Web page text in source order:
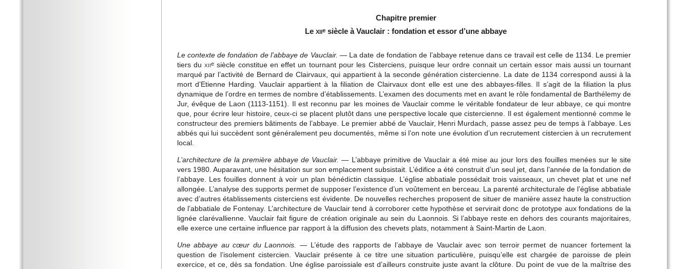
Chapitre premier
Lexiie siècle à Vauclair : fondation et essor d’une abbaye
Le contexte de fondation de l’abbaye de Vauclair. — La date de fondation de l’abbaye retenue dans ce travail est celle de 1134. Le premier
tiers duxiie siècle constitue en effet un tournant pour les Cisterciens, puisque leur ordre connait un certain essor mais aussi un tournant
marqué par l’activité de Bernard de Clairvaux, qui appartient à la seconde génération cistercienne. La date de 1134 correspond aussi à la
mort d’Etienne Harding. Vauclair appartient à la filiation de Clairvaux dont elle est une des abbayes-filles. Il s’agit de la filiation la plus
dynamique de l’ordre en termes de nombre d’établissements. L’examen des documents met en avant le rôle fondamental de Barthélemy de
Jur, évêque de Laon (1113-1151). Il est reconnu par les moines de Vauclair comme le véritable fondateur de leur abbaye, ce qui montre
que, pour écrire leur histoire, ceux-ci se placent plutôt dans une perspective locale que cistercienne. Il est également mentionné comme le
constructeur des premiers bâtiments de l’abbaye. Le premier abbé de Vauclair, Henri Murdach, passe assez peu de temps à l’abbaye. Les
abbés qui lui succèdent sont généralement peu documentés, même si l’on note une évolution d’un recrutement cistercien à un recrutement
local.
L’architecture de la première abbaye de Vauclair. — L’abbaye primitive de Vauclair a été mise au jour lors des fouilles menées sur le site
vers 1980. Auparavant, une hésitation sur son emplacement subsistait. L’édifice a été construit d’un seul jet, dans l’année de la fondation de
l’abbaye. Les fouilles donnent à voir un plan bénédictin classique. L’église abbatiale possédait trois vaisseaux, un chevet plat et une nef
allongée. L’analyse des supports permet de supposer l’existence d’un voûtement en berceau. La parenté architecturale de l’église abbatiale
avec d’autres établissements cisterciens est évidente. De nouvelles recherches proposent de situer de manière assez haute la construction
de l’abbatiale de Fontenay. L’architecture de Vauclair tend à corroborer cette hypothèse et servirait donc de prototype aux fondations de la
lignée clarévallienne. Vauclair fait figure de création originale au sein du Laonnois. Si l’abbaye reste en dehors des courants majoritaires,
elle exerce une certaine influence par rapport à la diffusion des chevets plats, notamment à Saint-Martin de Laon.
Une abbaye au cœur du Laonnois.
— L’étude des rapports de l’abbaye de Vauclair avec son terroir permet de nuancer fortement la
question de l’isolement cistercien. Vauclair présente à ce titre une situation particulière, puisqu’elle est chargée de paroisse de plein
exercice, et ce, dès sa fondation. Une église paroissiale est d’ailleurs construite juste avant la clôture. Du point de vue de la maîtrise des